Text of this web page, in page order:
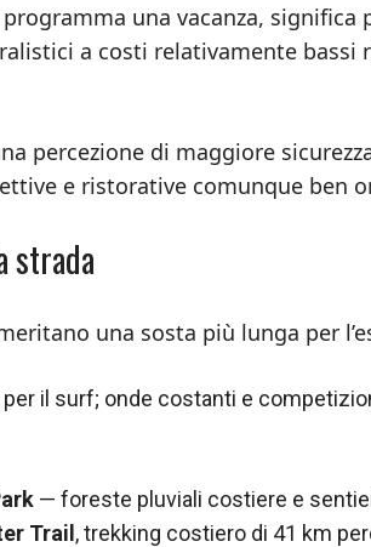
una vacanza,
a costi relativamente bassi
percezione di maggiore
e ristorative comunque ben
strada
una sosta più lunga per
il surf; onde costanti e
— foreste pluviali costiere e
Trail, trekking costiero di 41 km